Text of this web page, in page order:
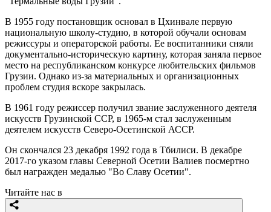
В 1955 году постановщик основал в Цхинвале первую
национальную школу-студию, в которой обучали основам
режиссуры и операторской работы. Ее воспитанники сняли
документально-историческую картину, которая заняла первое
место на республиканском конкурсе любительских фильмов
Грузии. Однако из-за материальных и организационных
проблем студия вскоре закрылась.
В 1961 году режиссер получил звание заслуженного деятеля
искусств Грузинской ССР, в 1965-м стал заслуженным
деятелем искусств Северо-Осетинской АССР.
Он скончался 23 декабря 1992 года в Тбилиси. В декабре
2017-го указом главы Северной Осетии Валиев посмертно
был награжден медалью "Во Славу Осетии".
Читайте нас в